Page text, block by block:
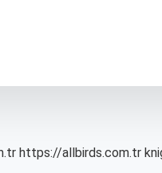
https://allbirds.com.tr